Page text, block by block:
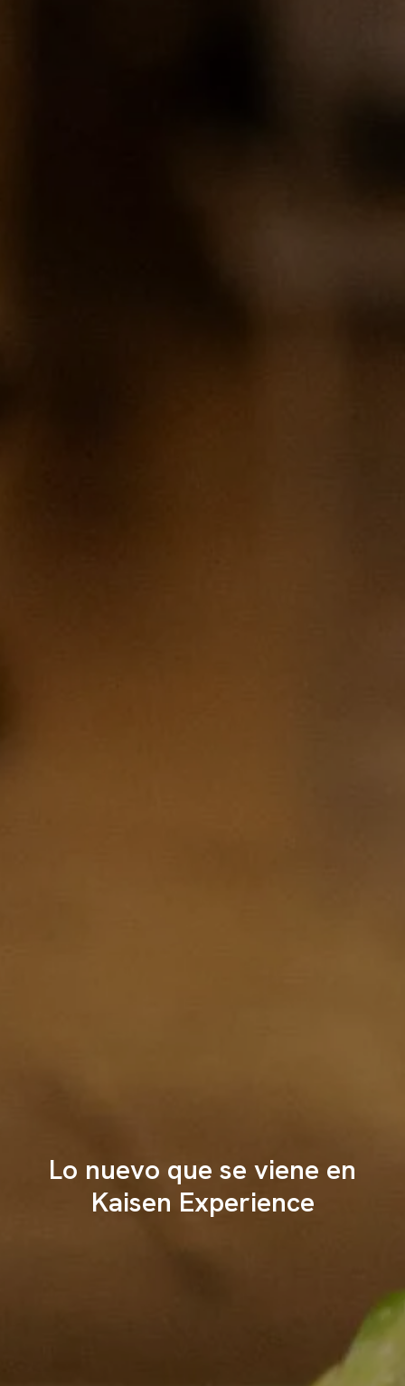
Lo nuevo que se viene en
Kaisen Experience